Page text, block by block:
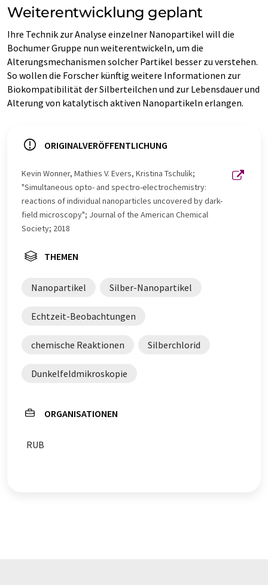
Weiterentwicklung geplant
Ihre Technik zur Analyse einzelner Nanopartikel will die
Bochumer Gruppe nun weiterentwickeln, um die
Alterungsmechanismen solcher Partikel besser zu verstehen.
So wollen die Forscher künftig weitere Informationen zur
Biokompatibilität der Silberteilchen und zur Lebensdauer und
Alterung von katalytisch aktiven Nanopartikeln erlangen.
ORIGINALVERÖFFENTLICHUNG
Kevin Wonner, Mathies V. Evers, Kristina Tschulik;
"Simultaneous opto- and spectro-electrochemistry:
reactions of individual nanoparticles uncovered by dark-
field microscopy"; Journal of the American Chemical
Society; 2018
THEMEN
Nanopartikel Silber-Nanopartikel
Echtzeit-Beobachtungen
chemische Reaktionen Silberchlorid
Dunkelfeldmikroskopie
ORGANISATIONEN
RUB